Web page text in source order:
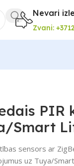
Nevari
Zvani:
PIR
Smart
sensors ar
uz Tuya/